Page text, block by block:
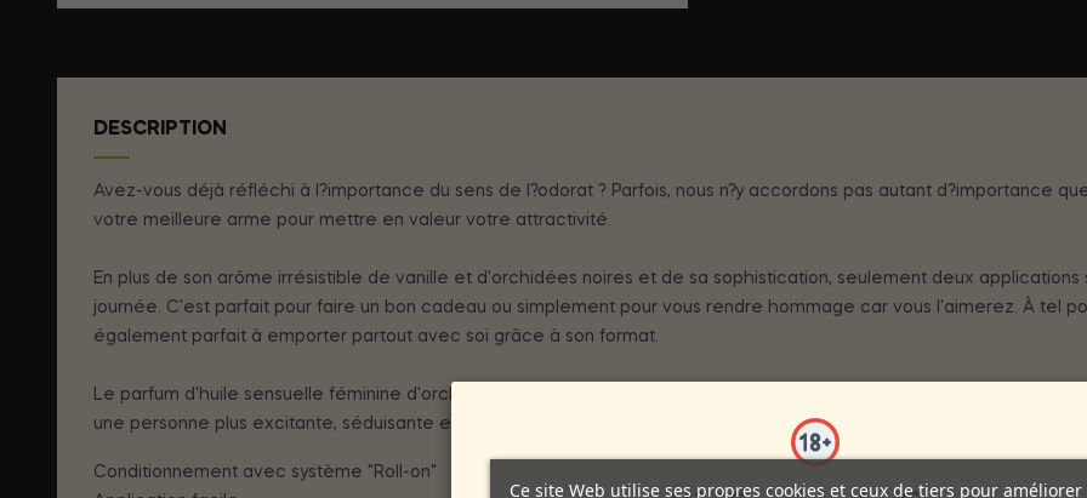
DESCRIPTION
Avez-vous déjà réfléchi à l?importance du sens de l?odorat ? Parfois, nous n?y accordons pas autant d?importance
votre meilleure arme pour mettre en valeur votre attractivité.
En plus de son arôme irrésistible de vanille et d'orchidées noires et de sa sophistication, seulement deux
journée. C'est parfait pour faire un bon cadeau ou simplement pour vous rendre hommage car vous l'aimerez. À tel
également parfait à emporter partout avec soi grâce à son format.
Le parfum d'huile sensuelle féminine d'orchidée, avec un attractif sexuel naturel extrait de la truffe, met en valeur
une personne plus excitante, séduisante et désirée aux yeux des autres. Les particules biologiques de la truffe,
Conditionnement avec système "Roll-on"
Ce site Web utilise ses propres cookies et ceux de tiers pour améliorer